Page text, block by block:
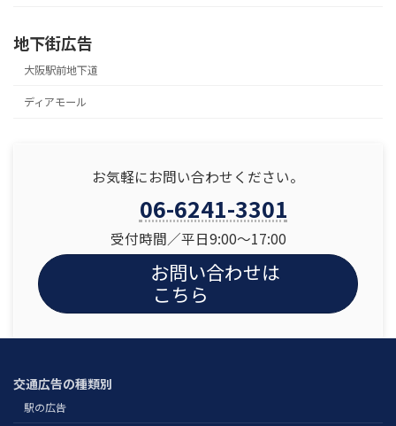
地下街広告
大阪駅前地下道
ディアモール
お気軽にお問い合わせください。
06-6241-3301
受付時間／平日9:00〜17:00
お問い合わせは
こちら
交通広告の種類別
駅の広告